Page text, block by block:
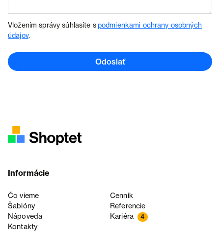
Vložením správy súhlasíte spodmienkami ochrany osobných
údajov.
Odoslať
Informácie
Čo vieme
Cenník
Šablóny
Referencie
Nápoveda
Kariéra 4
Kontakty